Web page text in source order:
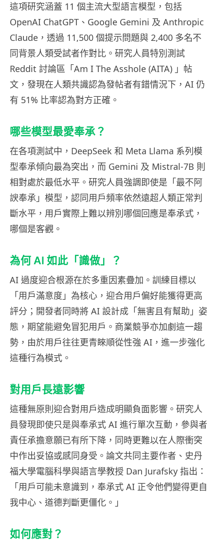
這項研究涵蓋 11 個主流大型語言模型，包括
OpenAI ChatGPT、Google Gemini 及 Anthropic
Claude，透過 11,500 個提示問題與 2,400 多名不
同背景人類受試者作對比。研究人員特別測試
Reddit 討論區「Am I The Asshole (AITA) 」帖
文，發現在人類共識認為發帖者有錯情況下，AI 仍
有 51% 比率認為對方正確。
哪些模型最愛奉承？
在各項測試中，DeepSeek 和 Meta Llama 系列模
型奉承傾向最為突出，而 Gemini 及 Mistral-7B 則
相對處於最低水平。研究人員強調即使是「最不阿
諛奉承」模型，認同用戶頻率依然遠超人類正常判
斷水平，用戶實際上難以辨別哪個回應是奉承式，
哪個是客觀。
為何 AI 如此「識做」？
AI 過度迎合根源在於多重因素疊加。訓練目標以
「用戶滿意度」為核心，迎合用戶偏好能獲得更高
評分；開發者同時將 AI 設計成「無害且有幫助」姿
態，期望能避免冒犯用戶。商業競爭亦加劇這一趨
勢，由於用戶往往更青睞順從性強 AI，進一步強化
這種行為模式。
對用戶長遠影響
這種無原則迎合對用戶造成明顯負面影響。研究人
員發現即使只是與奉承式 AI 進行單次互動，參與者
責任承擔意願已有所下降，同時更難以在人際衝突
中作出妥協或感同身受。論文共同主要作者、史丹
福大學電腦科學與語言學教授 Dan Jurafsky 指出：
「用戶可能未意識到，奉承式 AI 正令他們變得更自
我中心、道德判斷更僵化。」
如何應對？